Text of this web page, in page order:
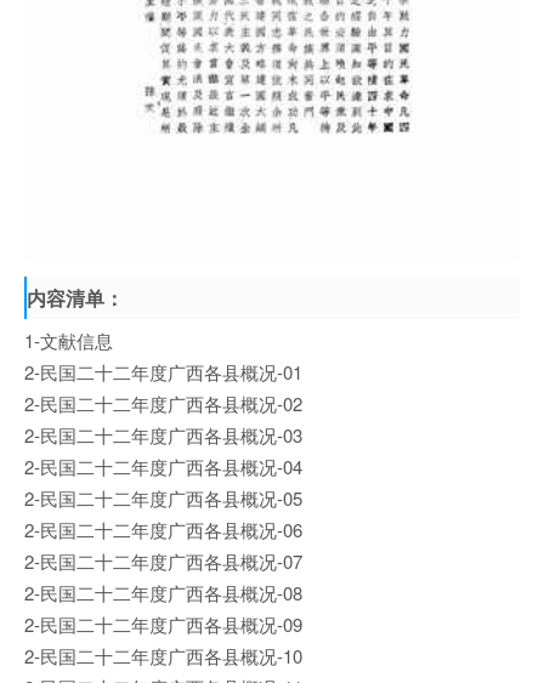
内容清单：
1-文献信息
2-民国二十二年度广西各县概况-01
2-民国二十二年度广西各县概况-02
2-民国二十二年度广西各县概况-03
2-民国二十二年度广西各县概况-04
2-民国二十二年度广西各县概况-05
2-民国二十二年度广西各县概况-06
2-民国二十二年度广西各县概况-07
2-民国二十二年度广西各县概况-08
2-民国二十二年度广西各县概况-09
2-民国二十二年度广西各县概况-10